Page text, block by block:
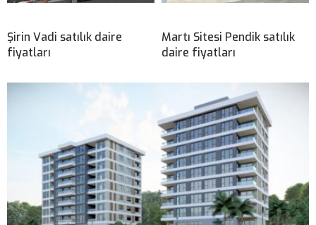
Şirin Vadi satılık daire
fiyatları
Martı Sitesi Pendik satılık
daire fiyatları